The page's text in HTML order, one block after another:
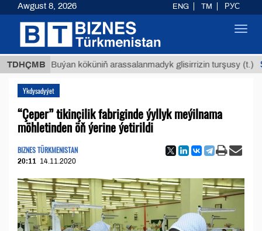
TDHÇMB
Buýan köküniň arassalanmadyk glisirrizin turşusy (t.)
Ykdysadyýet
“Çeper” tikinçilik fabriginde ýyllyk meýilnama
möhletinden öň ýerine ýetirildi
BIZNES TÜRKMENISTAN
20:11 14.11.2020
Awgust 8, 2026 ENG TM РУС